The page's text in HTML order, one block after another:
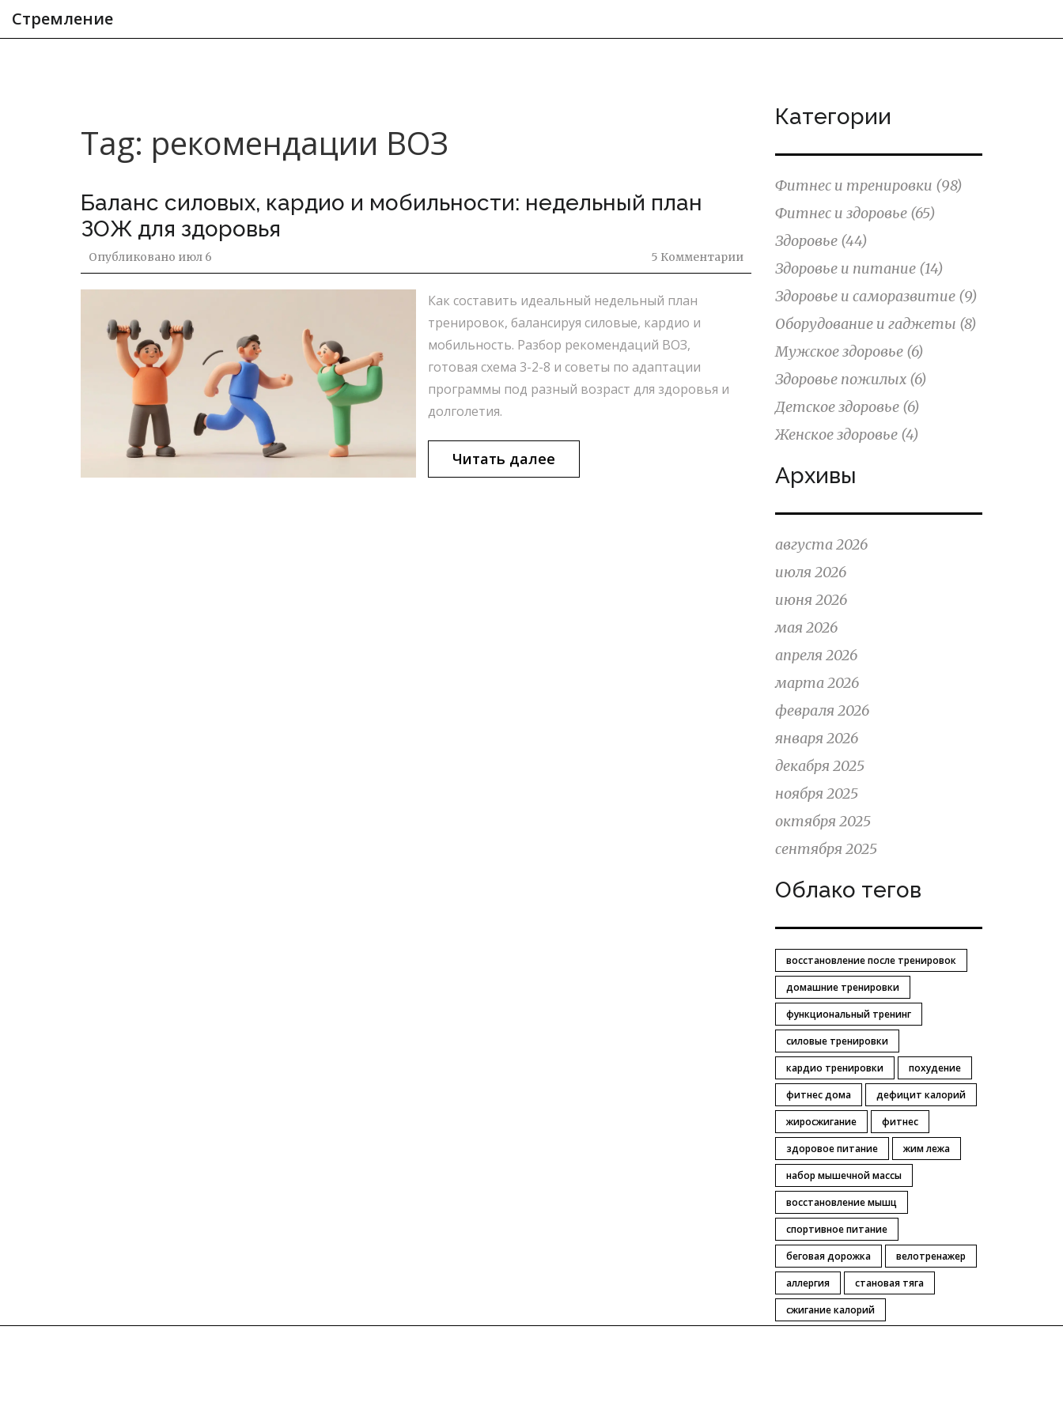
Стремление
Tag: рекомендации ВОЗ
Баланс силовых, кардио и мобильности: недельный план
ЗОЖ для здоровья
Опубликовано июл 6 5 Комментарии
Как составить идеальный недельный план
тренировок, балансируя силовые, кардио и
мобильность. Разбор рекомендаций ВОЗ,
готовая схема 3-2-8 и советы по адаптации
программы под разный возраст для здоровья и
долголетия.
Читать далее
Категории
Фитнес и тренировки (98)
Фитнес и здоровье (65)
Здоровье (44)
Здоровье и питание (14)
Здоровье и саморазвитие (9)
Оборудование и гаджеты (8)
Мужское здоровье (6)
Здоровье пожилых (6)
Детское здоровье (6)
Женское здоровье (4)
Архивы
августа 2026
июля 2026
июня 2026
мая 2026
апреля 2026
марта 2026
февраля 2026
января 2026
декабря 2025
ноября 2025
октября 2025
сентября 2025
Облако тегов
восстановление после тренировок
домашние тренировки
функциональный тренинг
силовые тренировки
кардио тренировки
похудение
фитнес дома
дефицит калорий
жиросжигание
фитнес
здоровое питание
жим лежа
набор мышечной массы
восстановление мышц
спортивное питание
беговая дорожка
велотренажер
аллергия
становая тяга
сжигание калорий